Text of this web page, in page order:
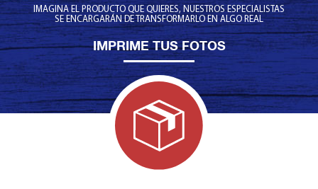
IMAGINA EL PRODUCTO QUE QUIERES, NUESTROS ESPECIALISTAS
SE ENCARGARÁN DE TRANSFORMARLO EN ALGO REAL
IMPRIME TUS FOTOS